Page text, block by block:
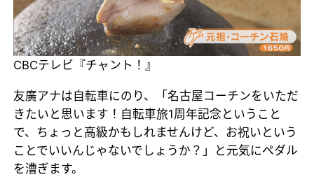
CBCテレビ『チャント！』
友廣アナは自転車にのり、「名古屋コーチンをいただ
きたいと思います！自転車旅1周年記念ということ
で、ちょっと高級かもしれませんけど、お祝いという
ことでいいんじゃないでしょうか？」と元気にペダル
を漕ぎます。